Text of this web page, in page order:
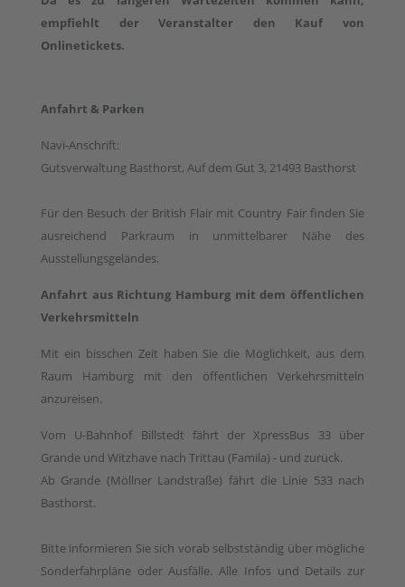
empfiehlt der Veranstalter den Kauf von
Onlinetickets.
Anfahrt & Parken
Navi-Anschrift:
Gutsverwaltung Basthorst, Auf dem Gut 3, 21493 Basthorst
Für den Besuch der British Flair mit Country Fair finden Sie
ausreichend Parkraum in unmittelbarer Nähe des
Ausstellungsgeländes.
Anfahrt aus Richtung Hamburg mit dem öffentlichen
Verkehrsmitteln
Mit ein bisschen Zeit haben Sie die Möglichkeit, aus dem
Raum Hamburg mit den öffentlichen Verkehrsmitteln
anzureisen.
Vom U-Bahnhof Billstedt fährt der XpressBus 33 über
Grande und Witzhave nach Trittau (Famila) - und zurück.
Ab Grande (Möllner Landstraße) fährt die Linie 533 nach
Basthorst.
Bitte informieren Sie sich vorab selbstständig über mögliche
Sonderfahrpläne oder Ausfälle. Alle Infos und Details zur